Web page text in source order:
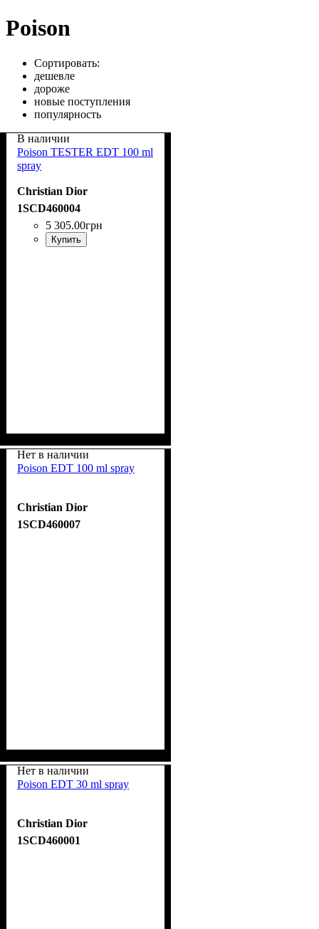
Poison
Сортировать:
дешевле
дороже
новые поступления
популярность
В наличии
Poison TESTER EDT 100 ml
spray
Christian Dior
1SCD460004
5 305.00грн
Купить
Нет в наличии
Poison EDT 100 ml spray
Christian Dior
1SCD460007
Нет в наличии
Poison EDT 30 ml spray
Christian Dior
1SCD460001